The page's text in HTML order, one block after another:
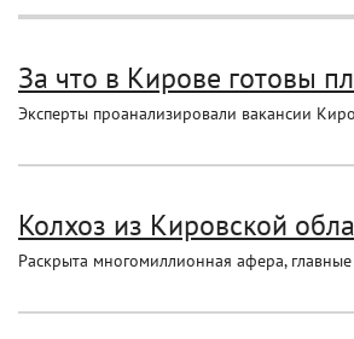
За что в Кирове готовы
Эксперты проанализировали вакансии
Колхоз из Кировской
Раскрыта многомиллионная афера,